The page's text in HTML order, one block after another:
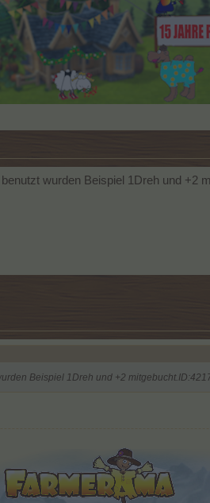
wurden Beispiel 1Dreh und +2
Beispiel 1Dreh und +2